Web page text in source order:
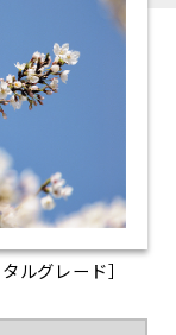
ルグレード］